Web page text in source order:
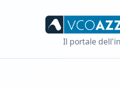
Il portale